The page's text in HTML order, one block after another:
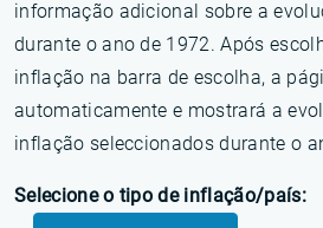
informação adicional sobre a
durante o ano de 1972. Após
inflação na barra de escolha, a
automaticamente e mostrará a
inflação seleccionados durante o
Selecione o tipo de inflação/país: